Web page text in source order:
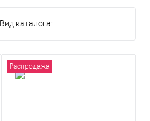
Вид каталога:
Распродажа